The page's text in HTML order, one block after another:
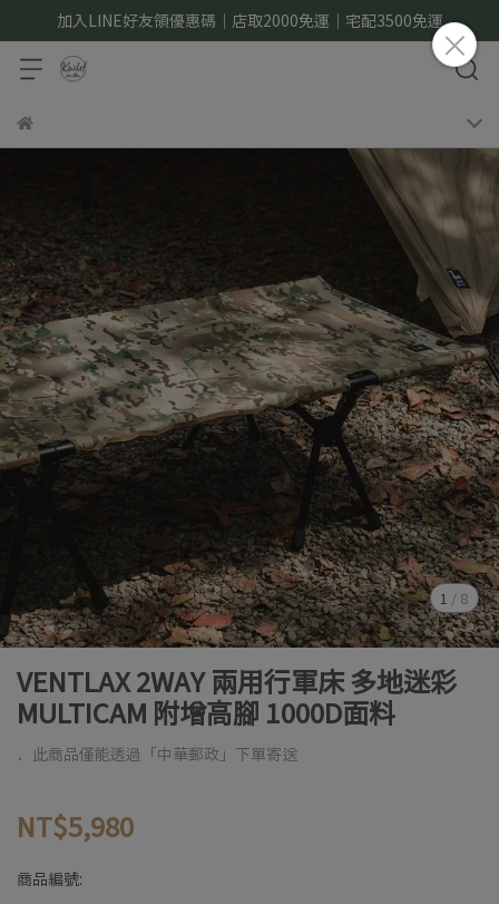
加入LINE好友領優惠碼｜店取2000免運｜宅配3500免運
1 / 8
VENTLAX 2WAY 兩用行軍床 多地迷彩
MULTICAM 附增高腳 1000D面料
．此商品僅能透過「中華郵政」下單寄送
NT$5,980
商品編號: